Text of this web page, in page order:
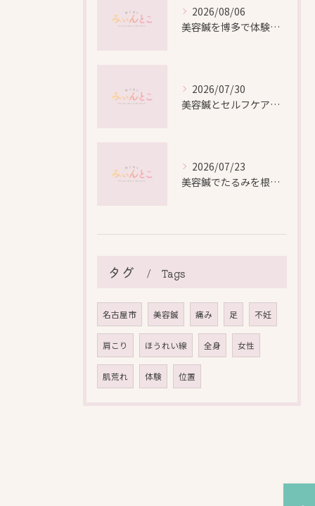
2026/08/06
美容鍼を博多で体験する際の効果や安全性と料金比較徹底ガイド
2026/07/30
美容鍼とセルフケアで叶える愛知県名古屋市北区米が瀬町の新しい美しさ
2026/07/23
美容鍼でたるみを根本から改善し自然なリフトアップを叶える方法
タグ Tags
名古屋市 美容鍼 痛み 足 不妊
肩こり ほうれい線 全身 女性
肌荒れ 体験 位置